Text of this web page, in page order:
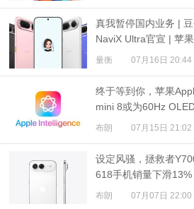
真我暂停国内业务 |
NaviX Ultra官宣 | 苹
量衡 07月16日 20:44
终于等到你，苹果
mini 8或为60Hz
布朗 07月15日 21:02
设定风骚，拯救者
618手机销量下滑13%
3500mAh电池
布朗 07月07日 22:00